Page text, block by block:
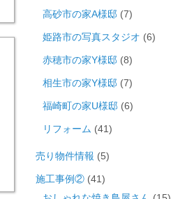
高砂市の家A様邸 (7)
姫路市の写真スタジオ (6)
赤穂市の家Y様邸 (8)
相生市の家Y様邸 (7)
福崎町の家U様邸 (6)
リフォーム (41)
売り物件情報 (5)
施工事例② (41)